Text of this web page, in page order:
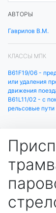
АВТОРЫ
Гаврилов В.М.
КЛАССЫ МПК
B61F19/06 -
или удаления
движения
B61L11/02 - с
рельсовые пути